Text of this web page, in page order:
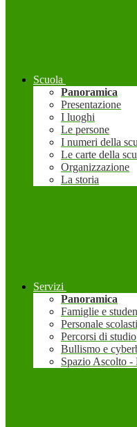
Scuola
Panoramica
Presentazione
I luoghi
Le persone
I numeri della
Le carte della
Organizzazione
La storia
Servizi
Panoramica
Famiglie e
Personale
Percorsi di studio
Bullismo e
Spazio Ascolto